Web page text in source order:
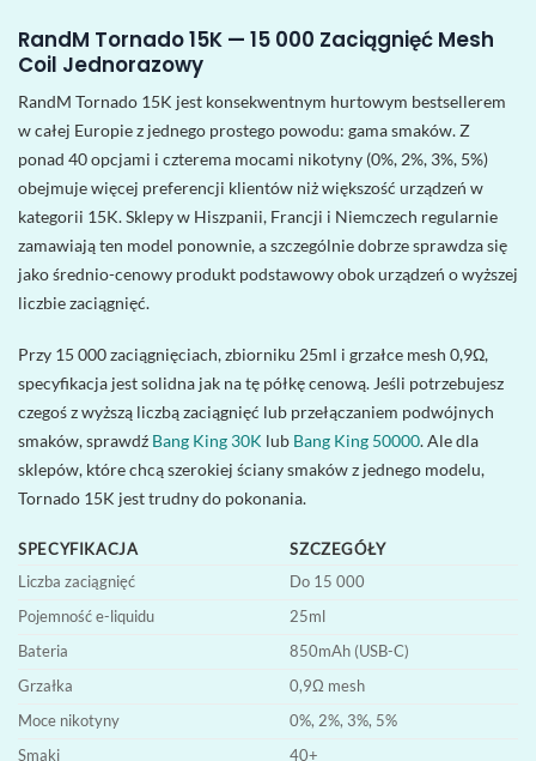
RandM Tornado 15K — 15 000 Zaciągnięć Mesh
Coil Jednorazowy
RandM Tornado 15K jest konsekwentnym hurtowym bestsellerem
w całej Europie z jednego prostego powodu: gama smaków. Z
ponad 40 opcjami i czterema mocami nikotyny (0%, 2%, 3%, 5%)
obejmuje więcej preferencji klientów niż większość urządzeń w
kategorii 15K. Sklepy w Hiszpanii, Francji i Niemczech regularnie
zamawiają ten model ponownie, a szczególnie dobrze sprawdza się
jako średnio-cenowy produkt podstawowy obok urządzeń o wyższej
liczbie zaciągnięć.
Przy 15 000 zaciągnięciach, zbiorniku 25ml i grzałce mesh 0,9Ω,
specyfikacja jest solidna jak na tę półkę cenową. Jeśli potrzebujesz
czegoś z wyższą liczbą zaciągnięć lub przełączaniem podwójnych
smaków, sprawdź Bang King 30K lub Bang King 50000. Ale dla
sklepów, które chcą szerokiej ściany smaków z jednego modelu,
Tornado 15K jest trudny do pokonania.
SPECYFIKACJA
SZCZEGÓŁY
Liczba zaciągnięć
Do 15 000
Pojemność e-liquidu
25ml
Bateria
850mAh (USB-C)
Grzałka
0,9Ω mesh
Moce nikotyny
0%, 2%, 3%, 5%
Smaki
40+